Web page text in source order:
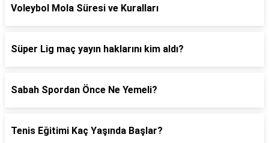
Voleybol Mola Süresi ve Kuralları
Süper Lig maç yayın haklarını kim aldı?
Sabah Spordan Önce Ne Yemeli?
Tenis Eğitimi Kaç Yaşında Başlar?